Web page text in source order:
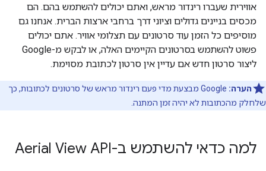
אווירית שעברו רינדור מראש, ואתם יכולים להשתמש בהם. הם
מכסים בניינים גדולים וציוני דרך ברחבי ארצות הברית. אנחנו גם
מוסיפים כל הזמן עוד סרטונים עם תצלומי אוויר. אתם יכולים
פשוט להשתמש בסרטונים הקיימים האלה, או לבקש מ-Google
ליצור סרטון חדש אם עדיין אין סרטון לכתובת מסוימת.
הערה:
Google מבצעת מדי פעם רינדור מראש של סרטונים לכתובות, כך
שלחלק מהכתובות לא יהיה זמן המתנה.
למה כדאי להשתמש ב-Aerial View API